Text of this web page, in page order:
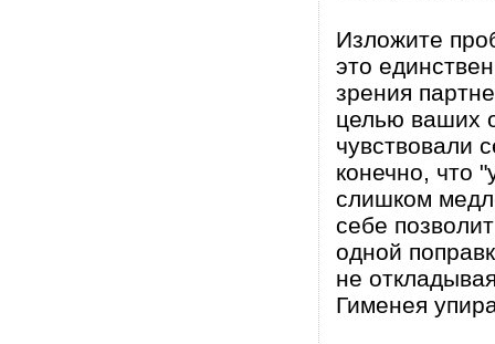
Изложите
это
зрения
целью ваших
чувствовали
конечно, что
слишком
себе
одной
не
Гименея